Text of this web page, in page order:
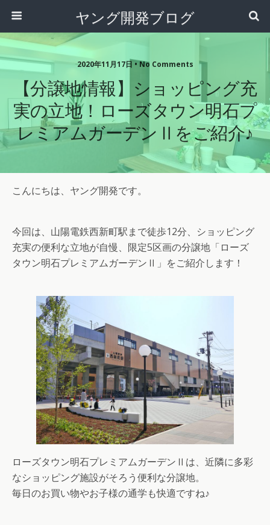
ヤング開発ブログ
2020年11月17日 • No Comments
【分譲地情報】ショッピング充
実の立地！ローズタウン明石プ
レミアムガーデンⅡをご紹介♪
こんにちは、ヤング開発です。
今回は、山陽電鉄西新町駅まで徒歩12分、ショッピング
充実の便利な立地が自慢、限定5区画の分譲地「ローズ
タウン明石プレミアムガーデンⅡ」をご紹介します！
ローズタウン明石プレミアムガーデンⅡは、近隣に多彩
なショッピング施設がそろう便利な分譲地。
毎日のお買い物やお子様の通学も快適ですね♪